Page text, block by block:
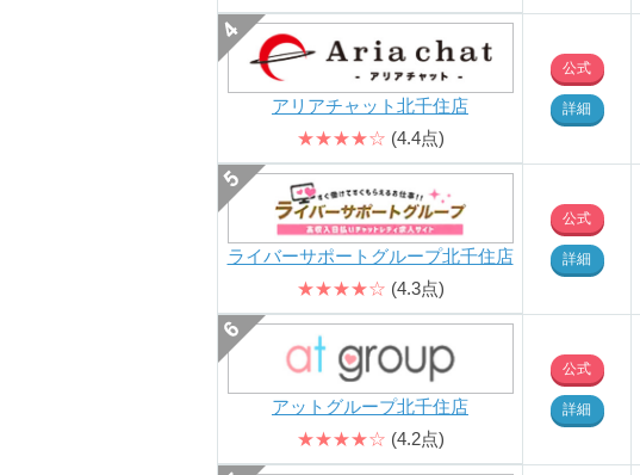
アリアチャット北千住店
★★★★☆ (4.4点)
公式
詳細
ライバーサポートグループ北千住店
★★★★☆ (4.3点)
公式
詳細
アットグループ北千住店
★★★★☆ (4.2点)
公式
詳細